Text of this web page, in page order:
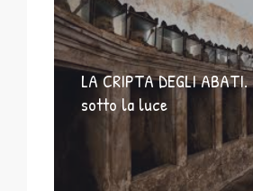
LA CRIPTA DEGLI
sotto la luce